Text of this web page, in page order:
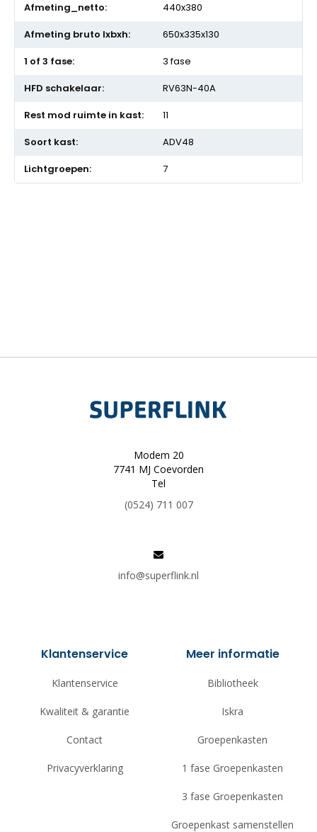
440x380
650x335x130
3 fase
RV63N-40A
11
ADV48
7
Modem 20
7741 MJ Coevorden
Tel
(0524) 711 007
info@superflink.nl
Klantenservice
Klantenservice
Kwaliteit & garantie
Contact
Privacyverklaring
Meer informatie
Bibliotheek
Iskra
Groepenkasten
1 fase Groepenkasten
3 fase Groepenkasten
Groepenkast samenstellen